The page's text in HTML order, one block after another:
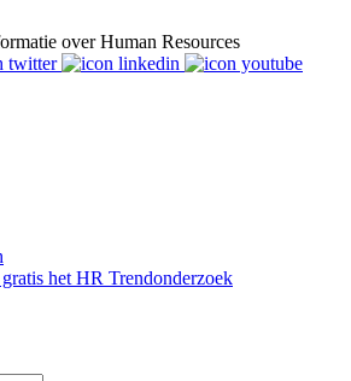
over Human Resources
het HR Trendonderzoek